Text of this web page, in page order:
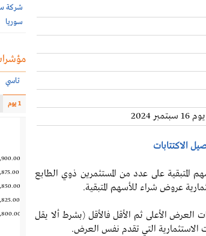
الاكتتابات
المتبقية على عدد من المستثمرين ذوي الطابع
عروض شراء للأسهم المتبقية.
الأعلى ثم الأقل فالأقل (بشرط ألا يقل
التي تقدم نفس العرض.
سوريا
تاسي
1 يوم